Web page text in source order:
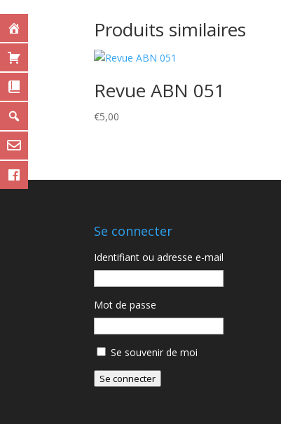
Produits similaires
Revue ABN 051
€5,00
Se connecter
Identifiant ou adresse e-mail
Mot de passe
Se souvenir de moi
Se connecter